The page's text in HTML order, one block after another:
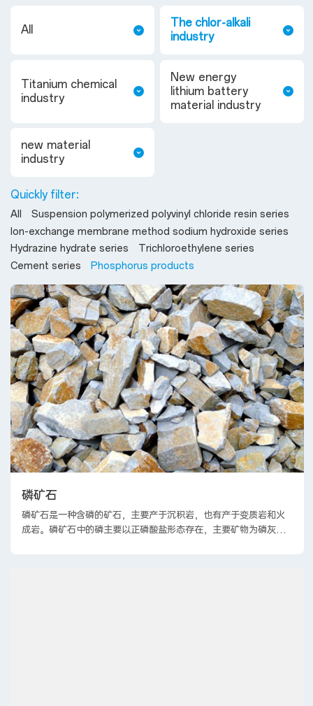
All
The chlor-alkali
industry
Titanium chemical
industry
New energy
lithium battery
material industry
new material
industry
Quickly filter:
All
Suspension polymerized polyvinyl chloride resin series
Ion-exchange membrane method sodium hydroxide series
Hydrazine hydrate series
Trichloroethylene series
Cement series
Phosphorus products
磷矿石
磷矿石‌是一种含磷的矿石，主要产于沉积岩，也有产于变质岩和火
成岩。磷矿石中的磷主要以正磷酸盐形态存在，主要矿物为磷灰